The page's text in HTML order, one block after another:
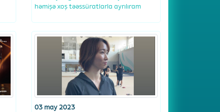
həmişə xoş təəssüratlarla ayrılıram
03 may 2023